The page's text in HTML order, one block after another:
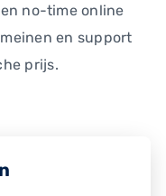
no-time online
en support
prijs.